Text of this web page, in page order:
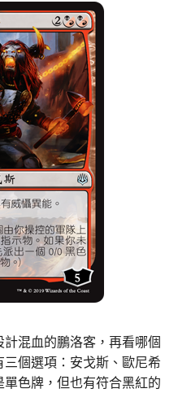
混血的鵬洛客，再看哪個
個選項：安戈斯、歐尼希
色牌，但也有符合黑紅的